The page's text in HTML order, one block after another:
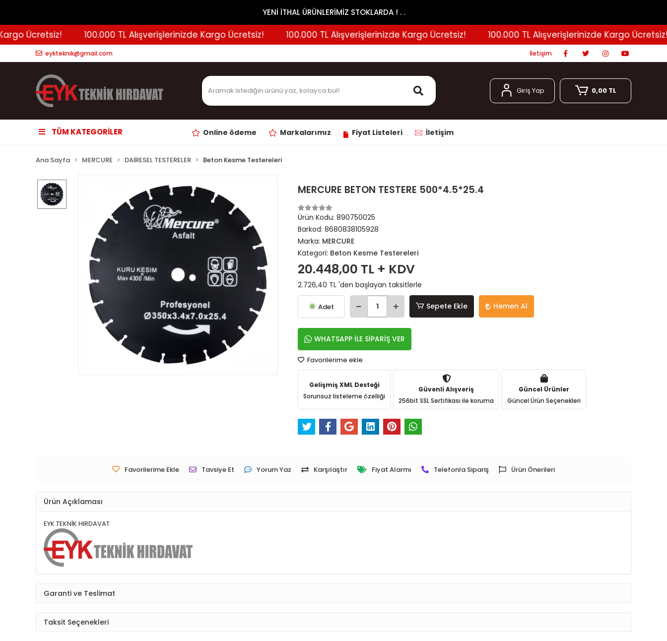
YENİ İTHAL ÜRÜNLERİMİZ STOKLARDA ! . .
Ücretsiz! 100.000 TL Alışverişlerinizde Kargo Ücretsiz! 100.000 TL Alışverişlerinizde Kargo Ücretsiz! 100.000 TL Alışverişlerinizde Kargo Ücretsiz!
eykteknik@gmail.com İletişim
Giriş Yap 0,00 TL
TÜM KATEGORİLER Online ödeme Markalarımız Fiyat Listeleri İletişim
Ana Sayfa MERCURE DAİRESEL TESTERELER Beton Kesme Testereleri
MERCURE BETON TESTERE 500*4.5*25.4
Ürün Kodu:890750025
Barkod:8680838105928
Marka: MERCURE
Kategori: Beton Kesme Testereleri
20.448,00 TL + KDV
2.726,40 TL 'den başlayan taksitlerle
Adet Sepete Ekle Hemen Al
WHATSAPP İLE SİPARİŞ VER
Favorilerime ekle
Gelişmiş XML Desteği
Sorunsuz listeleme özelliği
Güvenli Alışveriş
256bit SSL Sertifikası ile koruma
Güncel Ürünler
Güncel Ürün Seçenekleri
Favorilerime Ekle Tavsiye Et Yorum Yaz Karşılaştır Fiyat Alarmı Telefonla Sipariş Ürün Önerileri
Ürün Açıklaması
EYK TEKNİK HIRDAVAT
Garanti ve Teslimat
Taksit Seçenekleri